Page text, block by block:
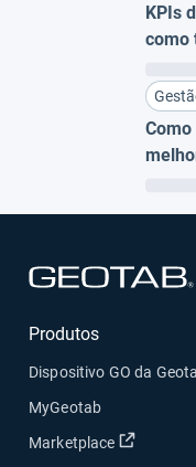
KPIs
como
Produtos
Dispositivo GO da
MyGeotab
Marketplace
Abrir em